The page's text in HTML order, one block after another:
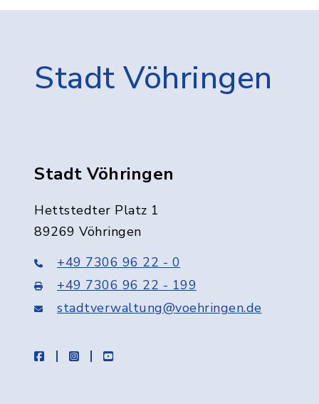
Stadt Vöhringen
Stadt Vöhringen
Hettstedter Platz 1
89269 Vöhringen
+49 7306 96 22 - 0
+49 7306 96 22 - 199
stadtverwaltung@voehringen.de
facebookinstagramyoutube